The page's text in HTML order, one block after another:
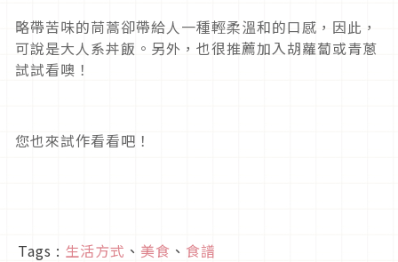
略帶苦味的茼蒿卻帶給人一種輕柔溫和的口感，因此，
可說是大人系丼飯。另外，也很推薦加入胡蘿蔔或青蔥
試試看噢！
您也來試作看看吧！
Tags : 生活方式 、 美食 、 食譜